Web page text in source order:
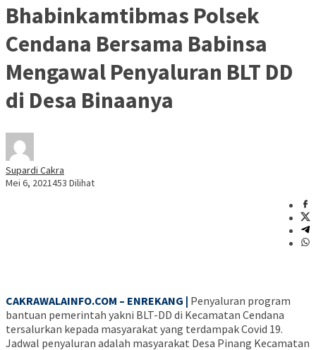
Bhabinkamtibmas Polsek
Cendana Bersama Babinsa
Mengawal Penyaluran BLT DD
di Desa Binaanya
Supardi Cakra
Mei 6, 2021453 Dilihat
CAKRAWALAINFO.COM – ENREKANG | Penyaluran program
bantuan pemerintah yakni BLT-DD di Kecamatan Cendana
tersalurkan kepada masyarakat yang terdampak Covid 19.
Jadwal penyaluran adalah masyarakat Desa Pinang Kecamatan